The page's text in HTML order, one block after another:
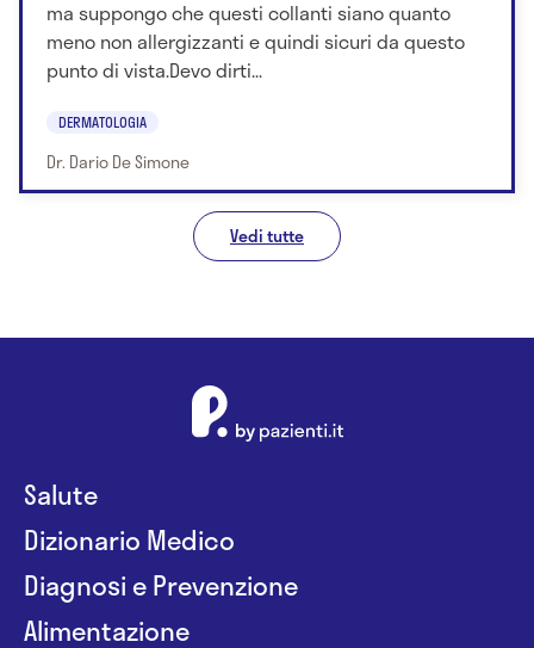
ma suppongo che questi collanti siano quanto
meno non allergizzanti e quindi sicuri da questo
punto di vista.Devo dirti...
DERMATOLOGIA
Dr. Dario De Simone
Vedi tutte
Salute
Dizionario Medico
Diagnosi e Prevenzione
Alimentazione